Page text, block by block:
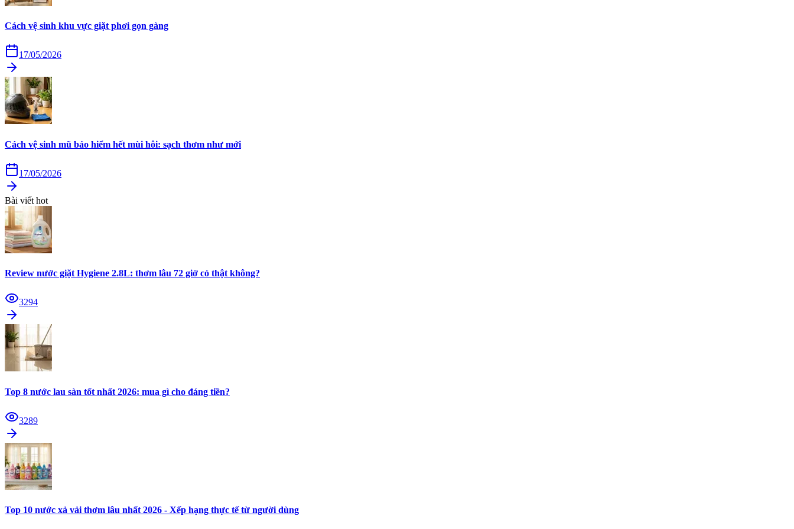
Cách vệ sinh khu vực giặt phơi gọn gàng
17/05/2026
Cách vệ sinh mũ bảo hiểm hết mùi hôi: sạch thơm như mới
17/05/2026
Bài viết hot
Review nước giặt Hygiene 2.8L: thơm lâu 72 giờ có thật không?
3294
Top 8 nước lau sàn tốt nhất 2026: mua gì cho đáng tiền?
3289
Top 10 nước xả vải thơm lâu nhất 2026 - Xếp hạng thực tế từ người dùng